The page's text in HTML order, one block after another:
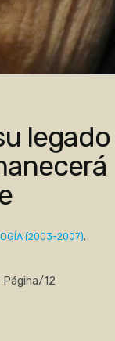
legado
(2003-2007),
Página/12